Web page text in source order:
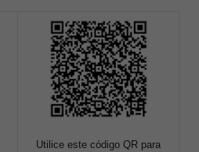
Utilice este código QR para